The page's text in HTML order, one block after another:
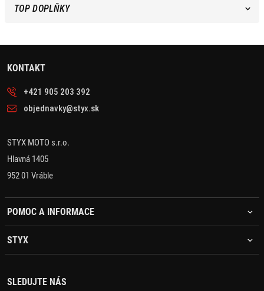
TOP DOPLŇKY
KONTAKT
+421 905 203 392
objednavky@styx.sk
STYX MOTO s.r.o.
Hlavná 1405
952 01 Vráble
POMOC A INFORMACE
STYX
SLEDUJTE NÁS